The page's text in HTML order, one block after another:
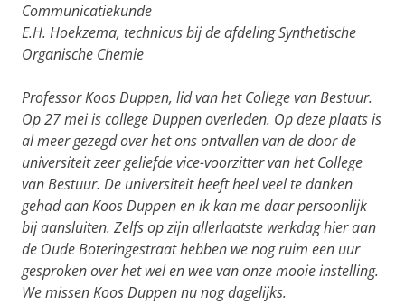
Communicatiekunde
E.H. Hoekzema, technicus bij de afdeling Synthetische
Organische Chemie
Professor Koos Duppen, lid van het College van Bestuur.
Op 27 mei is college Duppen overleden. Op deze plaats is
al meer gezegd over het ons ontvallen van de door de
universiteit zeer geliefde vice-voorzitter van het College
van Bestuur. De universiteit heeft heel veel te danken
gehad aan Koos Duppen en ik kan me daar persoonlijk
bij aansluiten. Zelfs op zijn allerlaatste werkdag hier aan
de Oude Boteringestraat hebben we nog ruim een uur
gesproken over het wel en wee van onze mooie instelling.
We missen Koos Duppen nu nog dagelijks.